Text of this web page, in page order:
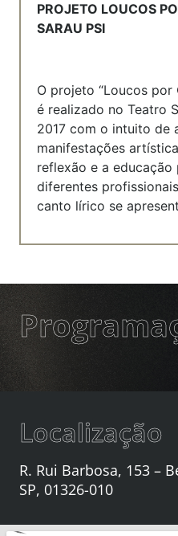
PROJETO LOUCOS
SARAU PSI
O projeto “Loucos por
é realizado no Teatro
2017 com o intuito de
manifestações
reflexão e a educação
diferentes
canto lírico se
Localização
R. Rui Barbosa, 153 –
SP, 01326-010